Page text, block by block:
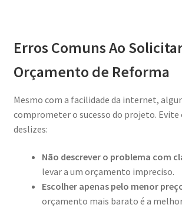
Erros Comuns Ao
Orçamento de Reforma
Mesmo com a facilidade da internet,
comprometer o sucesso do projeto. Evite
deslizes:
Não descrever o problema com
levar a um orçamento impreciso.
Escolher apenas pelo menor
orçamento mais barato é a